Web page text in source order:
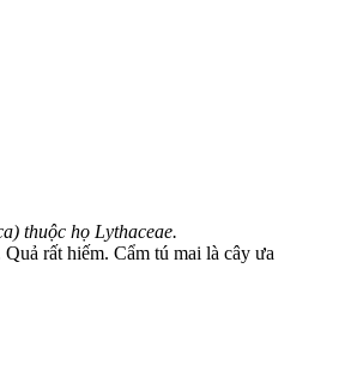
thuộc họ Lythaceae.
rất hiếm. Cẩm tú mai là cây ưa